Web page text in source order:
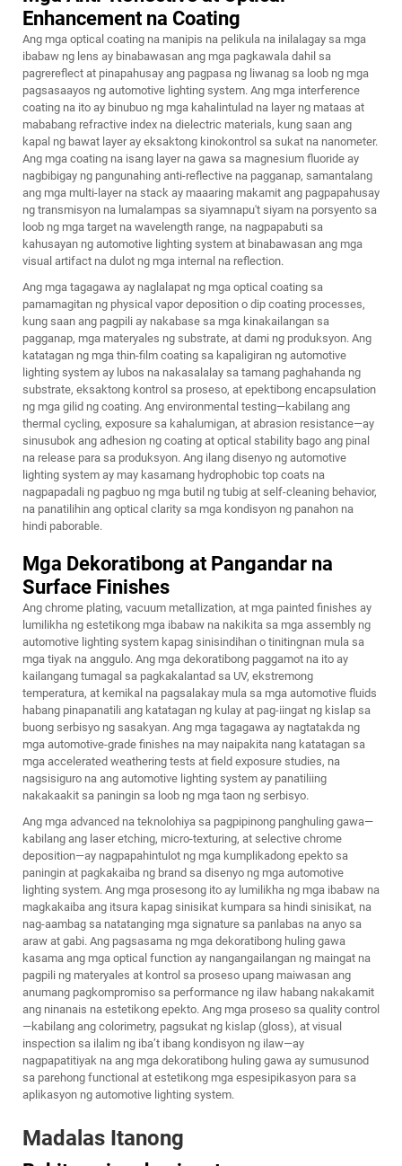
Enhancement na Coating
Ang mga optical coating na manipis na pelikula na inilalagay sa mga
ibabaw ng lens ay binabawasan ang mga pagkawala dahil sa
pagrereflect at pinapahusay ang pagpasa ng liwanag sa loob ng mga
pagsasaayos ng automotive lighting system. Ang mga interference
coating na ito ay binubuo ng mga kahalintulad na layer ng mataas at
mababang refractive index na dielectric materials, kung saan ang
kapal ng bawat layer ay eksaktong kinokontrol sa sukat na nanometer.
Ang mga coating na isang layer na gawa sa magnesium fluoride ay
nagbibigay ng pangunahing anti-reflective na pagganap, samantalang
ang mga multi-layer na stack ay maaaring makamit ang pagpapahusay
ng transmisyon na lumalampas sa siyamnapu't siyam na porsyento sa
loob ng mga target na wavelength range, na nagpapabuti sa
kahusayan ng automotive lighting system at binabawasan ang mga
visual artifact na dulot ng mga internal na reflection.
Ang mga tagagawa ay naglalapat ng mga optical coating sa
pamamagitan ng physical vapor deposition o dip coating processes,
kung saan ang pagpili ay nakabase sa mga kinakailangan sa
pagganap, mga materyales ng substrate, at dami ng produksyon. Ang
katatagan ng mga thin-film coating sa kapaligiran ng automotive
lighting system ay lubos na nakasalalay sa tamang paghahanda ng
substrate, eksaktong kontrol sa proseso, at epektibong encapsulation
ng mga gilid ng coating. Ang environmental testing—kabilang ang
thermal cycling, exposure sa kahalumigan, at abrasion resistance—ay
sinusubok ang adhesion ng coating at optical stability bago ang pinal
na release para sa produksyon. Ang ilang disenyo ng automotive
lighting system ay may kasamang hydrophobic top coats na
nagpapadali ng pagbuo ng mga butil ng tubig at self-cleaning behavior,
na panatilihin ang optical clarity sa mga kondisyon ng panahon na
hindi paborable.
Mga Dekoratibong at Pangandar na
Surface Finishes
Ang chrome plating, vacuum metallization, at mga painted finishes ay
lumilikha ng estetikong mga ibabaw na nakikita sa mga assembly ng
automotive lighting system kapag sinisindihan o tinitingnan mula sa
mga tiyak na anggulo. Ang mga dekoratibong paggamot na ito ay
kailangang tumagal sa pagkakalantad sa UV, ekstremong
temperatura, at kemikal na pagsalakay mula sa mga automotive fluids
habang pinapanatili ang katatagan ng kulay at pag-iingat ng kislap sa
buong serbisyo ng sasakyan. Ang mga tagagawa ay nagtatakda ng
mga automotive-grade finishes na may naipakita nang katatagan sa
mga accelerated weathering tests at field exposure studies, na
nagsisiguro na ang automotive lighting system ay panatiliing
nakakaakit sa paningin sa loob ng mga taon ng serbisyo.
Ang mga advanced na teknolohiya sa pagpipinong panghuling gawa—
kabilang ang laser etching, micro-texturing, at selective chrome
deposition—ay nagpapahintulot ng mga kumplikadong epekto sa
paningin at pagkakaiba ng brand sa disenyo ng mga automotive
lighting system. Ang mga prosesong ito ay lumilikha ng mga ibabaw na
magkakaiba ang itsura kapag sinisikat kumpara sa hindi sinisikat, na
nag-aambag sa natatanging mga signature sa panlabas na anyo sa
araw at gabi. Ang pagsasama ng mga dekoratibong huling gawa
kasama ang mga optical function ay nangangailangan ng maingat na
pagpili ng materyales at kontrol sa proseso upang maiwasan ang
anumang pagkompromiso sa performance ng ilaw habang nakakamit
ang ninanais na estetikong epekto. Ang mga proseso sa quality control
—kabilang ang colorimetry, pagsukat ng kislap (gloss), at visual
inspection sa ilalim ng iba’t ibang kondisyon ng ilaw—ay
nagpapatitiyak na ang mga dekoratibong huling gawa ay sumusunod
sa parehong functional at estetikong mga espesipikasyon para sa
aplikasyon ng automotive lighting system.
Madalas Itanong